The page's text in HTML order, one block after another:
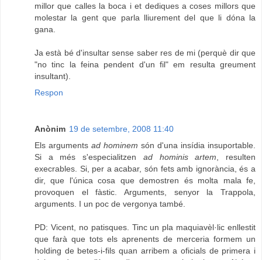
millor que calles la boca i et dediques a coses millors que
molestar la gent que parla lliurement del que li dóna la
gana.
Ja està bé d'insultar sense saber res de mi (perquè dir que
"no tinc la feina pendent d'un fil" em resulta greument
insultant).
Respon
Anònim 19 de setembre, 2008 11:40
Els arguments ad hominem són d'una insídia insuportable.
Si a més s'especialitzen ad hominis artem, resulten
execrables. Si, per a acabar, són fets amb ignorància, és a
dir, que l'única cosa que demostren és molta mala fe,
provoquen el fàstic. Arguments, senyor la Trappola,
arguments. I un poc de vergonya també.
PD: Vicent, no patisques. Tinc un pla maquiavèl·lic enllestit
que farà que tots els aprenents de merceria formem un
holding de betes-i-fils quan arribem a oficials de primera i